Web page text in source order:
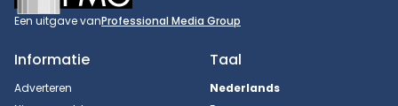
Een uitgave vanProfessional Media Group
Informatie
Adverteren
Taal
Nederlands